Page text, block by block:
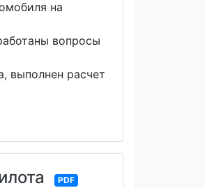
на
вопросы
выполнен расчет
PDF